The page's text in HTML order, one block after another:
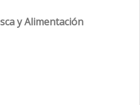
y Alimentación